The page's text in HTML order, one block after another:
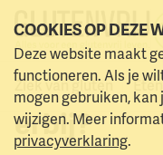
Naar menu Naar
Ziek van gluten
Online
het
erbij?
COOKIES OP DEZE
Deze website maakt
functioneren. Als je
mogen gebruiken,
wijzigen. Meer
privacyverklaring.